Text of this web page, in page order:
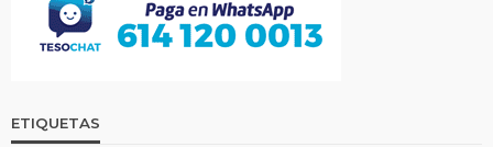
ETIQUETAS